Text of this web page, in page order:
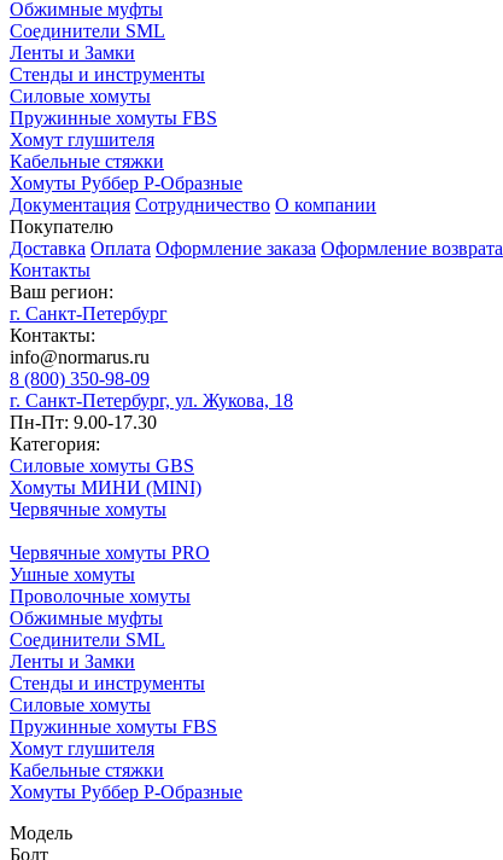
Обжимные муфты
Соединители SML
Ленты и Замки
Стенды и инструменты
Силовые хомуты
Пружинные хомуты FBS
Хомут глушителя
Кабельные стяжки
Хомуты Руббер Р-Образные
Документация Сотрудничество О компании
Покупателю
Доставка Оплата Оформление заказа Оформление возврата
Контакты
Ваш регион:
г. Санкт-Петербург
Контакты:
info@normarus.ru
8 (800) 350-98-09
г. Санкт-Петербург, ул. Жукова, 18
Пн-Пт: 9.00-17.30
Категория:
Силовые хомуты GBS
Хомуты МИНИ (MINI)
Червячные хомуты
Червячные хомуты PRO
Ушные хомуты
Проволочные хомуты
Обжимные муфты
Соединители SML
Ленты и Замки
Стенды и инструменты
Силовые хомуты
Пружинные хомуты FBS
Хомут глушителя
Кабельные стяжки
Хомуты Руббер Р-Образные
Модель
Болт